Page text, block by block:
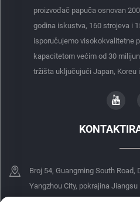
proizvođač papuča osnovan
godina iskustva, 160 strojeva i
isporučujemo visokokvalitetne
kapacitetom većim od 30
tržišta uključujući Japan, Koreu i
Broj 54, Guangming South
Yangzhou City, pokrajina Jiangsu